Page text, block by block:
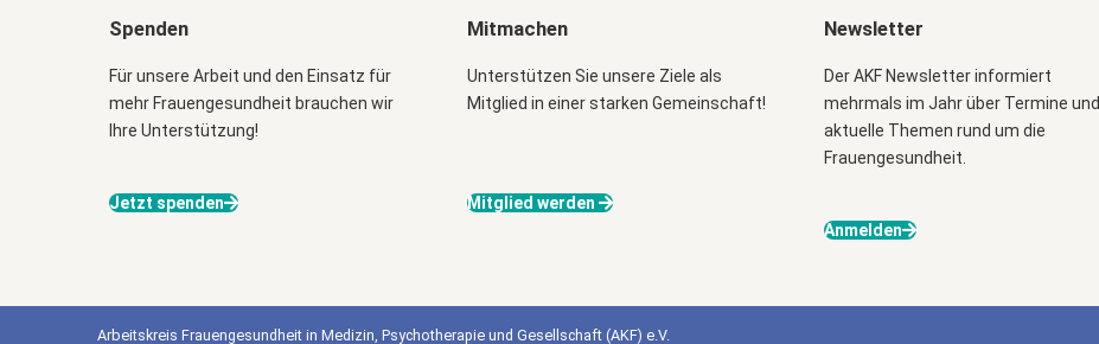
Spenden
Für unsere Arbeit und den Einsatz für
mehr Frauengesundheit brauchen wir
Ihre Unterstützung!
Jetzt spenden
Mitmachen
Unterstützen Sie unsere Ziele als
Mitglied in einer starken Gemeinschaft!
Mitglied werden
Newsletter
Der AKF Newsletter informiert
mehrmals im Jahr über Termine und
aktuelle Themen rund um die
Frauengesundheit.
Anmelden
Arbeitskreis Frauengesundheit in Medizin, Psychotherapie und Gesellschaft (AKF) e.V.